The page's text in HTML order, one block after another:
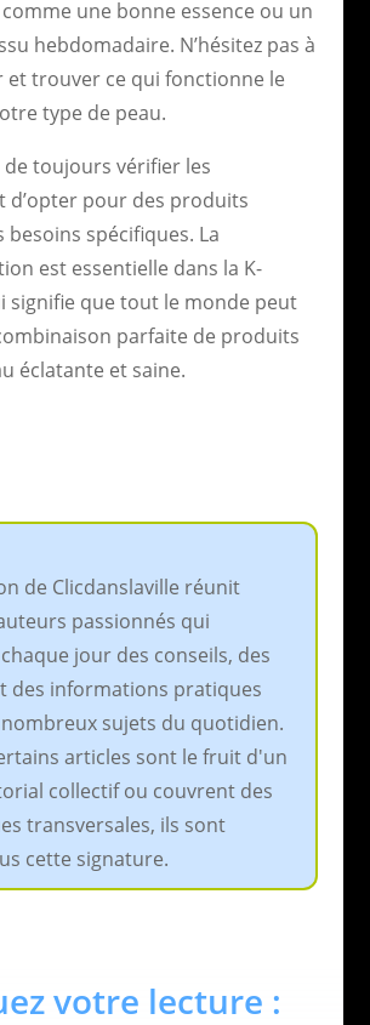
une bonne essence ou un
hebdomadaire. N’hésitez pas à
et trouver ce qui fonctionne le
type de peau.
de toujours vérifier les
d’opter pour des produits
besoins spécifiques. La
est essentielle dans la K-
signifie que tout le monde peut
parfaite de produits
éclatante et saine.
de Clicdanslaville réunit
passionnés qui
jour des conseils, des
des informations pratiques
sujets du quotidien.
articles sont le fruit d'un
collectif ou couvrent des
transversales, ils sont
cette signature.
votre lecture :